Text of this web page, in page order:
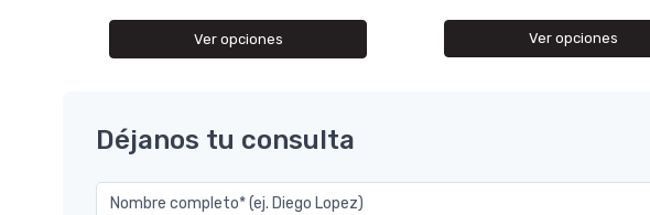
Ver opciones Ver opciones
Déjanos tu consulta
Nombre completo* (ej. Diego Lopez)